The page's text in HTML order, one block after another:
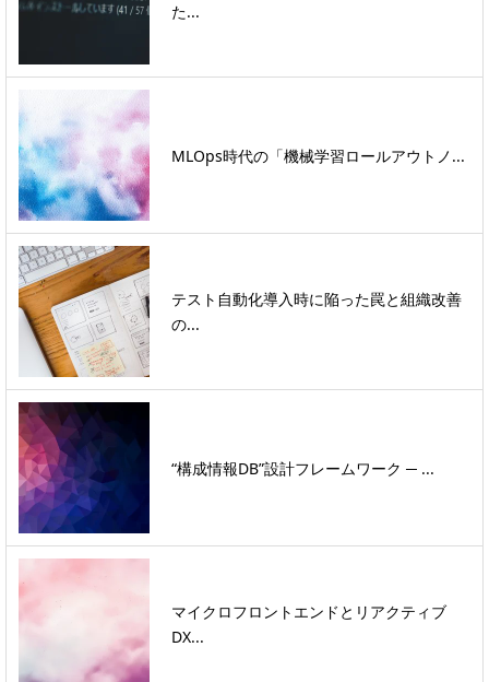
た...
MLOps時代の「機械学習ロールアウトノ...
テスト自動化導入時に陥った罠と組織改善
の...
“構成情報DB”設計フレームワーク ─ ...
マイクロフロントエンドとリアクティブ
DX...